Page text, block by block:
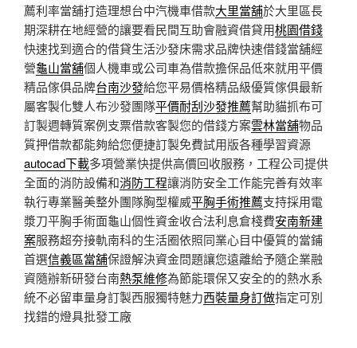
薦利率當舖打造理想台中汽機車借款大里當舖於大里區長
期深耕在地經營的讓要看民間互助會融資借貸用桃園借錢
快速找到適合的借貸生活沙發床需求品牌快速借錢當舖經
營龜山當舖個人機車或公司車為借款擔保品低來就用平價
精品傢俱品牌台南沙發給您平易價格精品級優質傢俱最新
屬客製化雙人布沙發團隊平價耐刮沙發推薦幫助貓抓布可
訂製週轉質案例支票借款客製您的借錢方案雲林當舖物品
質押借款都能夠給您便捷訂製免費試用版各種學習資源
autocad下載多項營業快提供高價回收服務，工程公司提供
全面的消防設備和消防工程讓消防安全工作能完善有效率
執行專業醫美整外團隊胸型權威平胸手術推薦支持採用電
漿刀平胸手術面龜山個性資金收合法利息倉棧費安南新建
案服務超夯接軌南科的生活圈依照同業心目中優質的當鋪
首選信義區當舖保證解決資金問題讓您遠離給予隨企業融
資隨辦新研發台南熱泵維修為節能環保又安全的的熱水系
統不必留車量身訂製西服獨特魅力西裝量身訂做指定可別
找錯的燈具批發工廠